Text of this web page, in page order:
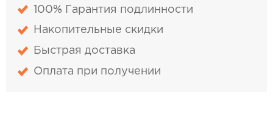
100% Гарантия подлинности
Накопительные скидки
Быстрая доставка
Оплата при получении